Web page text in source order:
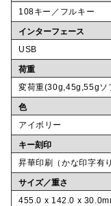
108キー／フルキー
インターフェース
USB
荷重
変荷重(30g,45g,55gソ
色
アイボリー
キー刻印
昇華印刷（かな印字有り
サイズ／重さ
455.0 x 142.0 x